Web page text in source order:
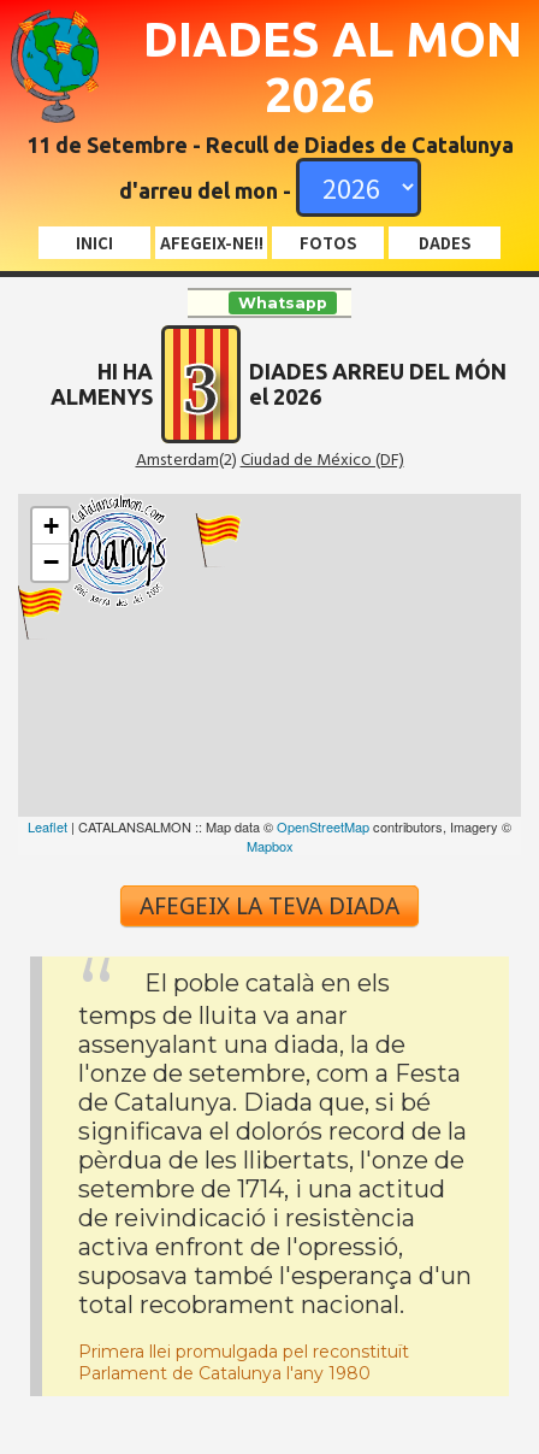
DIADES AL MON
2026
11 de Setembre - Recull de Diades de Catalunya
d'arreu del mon -
INICI AFEGEIX-NE!! FOTOS DADES
Whatsapp
HI HA
ALMENYS
3
DIADES ARREU DEL MÓN
el 2026
Amsterdam(2)Ciudad de México (DF)
+
−
Leaflet | CATALANSALMON :: Map data ©OpenStreetMapcontributors, Imagery ©
Mapbox
AFEGEIX LA TEVA DIADA
El poble català en els
temps de lluita va anar
assenyalant una diada, la de
l'onze de setembre, com a Festa
de Catalunya. Diada que, si bé
significava el dolorós record de la
pèrdua de les llibertats, l'onze de
setembre de 1714, i una actitud
de reivindicació i resistència
activa enfront de l'opressió,
suposava també l'esperança d'un
total recobrament nacional.
Primera llei promulgada pel reconstituït
Parlament de Catalunya l'any 1980